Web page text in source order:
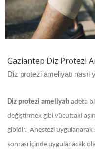
Gaziantep Diz Protezi
Diz protezi ameliyatı nasıl
Diz protezi ameliyatı adeta
değiştirmek gibi vücuttaki
gibidir. Anestezi
sonrası içinde uygulanacak